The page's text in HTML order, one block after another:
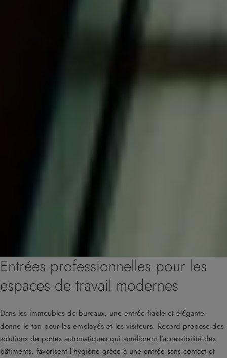
Entrées professionnelles pour les
espaces de travail modernes
Dans les immeubles de bureaux, une entrée fiable et élégante
donne le ton pour les employés et les visiteurs. Record propose des
solutions de portes automatiques qui améliorent l’accessibilité des
bâtiments, favorisent l’hygiène grâce à une entrée sans contact et